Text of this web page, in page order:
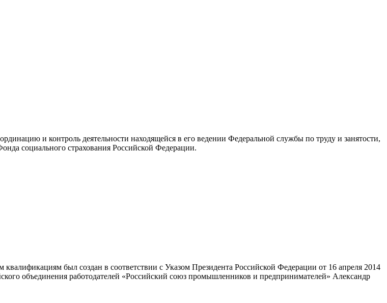
и контроль деятельности находящейся в его ведении Федеральной службы по труду и занятости,
социального страхования Российской Федерации.
был создан в соответствии с Указом Президента Российской Федерации от 16 апреля 2014
объединения работодателей «Российский союз промышленников и предпринимателей» Александр